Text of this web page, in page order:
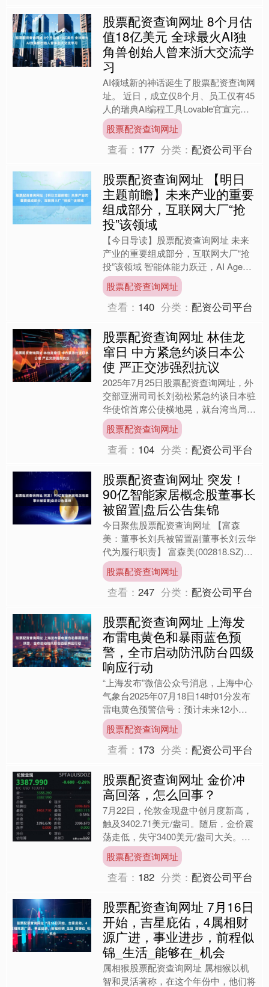
股票配资查询网址 8个月估
值18亿美元 全球最火AI独
角兽创始人曾来浙大交流学
习
AI领域新的神话诞生了股票配资查询网
址。 近日，成立仅8个月、员工仅有45
人的瑞典AI编程工具Lovable官宣完成2
亿美元融资，公司估值达到18亿美
元，成为最....
股票配资查询网址
查看： 177 分类：配资公司平台
股票配资查询网址 【明日
主题前瞻】未来产业的重要
组成部分，互联网大厂“抢
投”该领域
【今日导读】股票配资查询网址 未来
产业的重要组成部分，互联网大厂“抢
投”该领域 智能体能力跃迁，AI Agent
商业化拐点临近 强力“反内卷”！时隔27
年，价格....
股票配资查询网址
查看： 140 分类：配资公司平台
股票配资查询网址 林佳龙
窜日 中方紧急约谈日本公
使 严正交涉强烈抗议
2025年7月25日股票配资查询网址，外
交部亚洲司司长刘劲松紧急约谈日本驻
华使馆首席公使横地晃，就台湾当局外
事部门负责人林佳龙窜访日本一事进行
严正交涉，并提出强....
股票配资查询网址
查看： 104 分类：配资公司平台
股票配资查询网址 突发！
90亿智能家居概念股董事长
被留置|盘后公告集锦
今日聚焦股票配资查询网址 【富森
美：董事长刘兵被留置副董事长刘云华
代为履行职责】 富森美(002818.SZ)公
告称，公司于近日收到成都市郫都区监
察委员会签发的....
股票配资查询网址
查看：247 分类：配资公司平台
股票配资查询网址 上海发
布雷电黄色和暴雨蓝色预
警，全市启动防汛防台四级
响应行动
“上海发布”微信公众号消息，上海中心
气象台2025年07月18日14时01分发布
雷电黄色预警信号：预计未来12小时
本市大部分地区将发生雷电活动，可能
会造成雷电灾....
股票配资查询网址
查看： 173 分类：配资公司平台
股票配资查询网址 金价冲
高回落，怎么回事？
7月22日，伦敦金现盘中创月度新高，
触及3402.71美元/盎司。随后，金价震
荡走低，失守3400美元/盎司大关。截
至记者发稿股票配资查询网址，伦敦金
现报338....
股票配资查询网址
查看： 182 分类：配资公司平台
股票配资查询网址 7月16日
开始，吉星庇佑，4属相财
源广进，事业进步，前程似
锦_生活_能够在_机会
属相猴股票配资查询网址 属相猴以机
智和灵活著称，在这个年份中，他们将